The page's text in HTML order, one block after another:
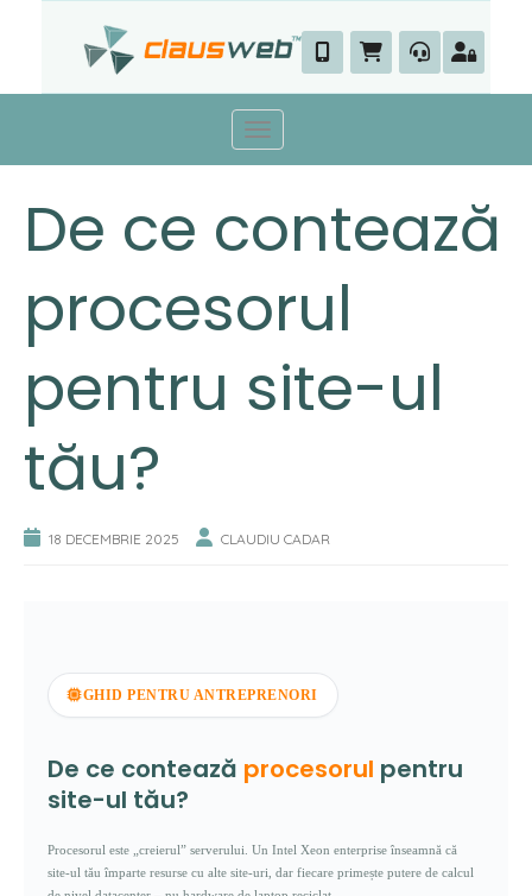
Toggle navigation
De ce contează
procesorul
pentru site-ul
tău?
18 DECEMBRIE 2025 CLAUDIU CADAR
GHID PENTRU ANTREPRENORI
De ce contează procesorul pentru
site-ul tău?
Procesorul este „creierul” serverului. Un Intel Xeon enterprise înseamnă că
site-ul tău împarte resurse cu alte site-uri, dar fiecare primește putere de calcul